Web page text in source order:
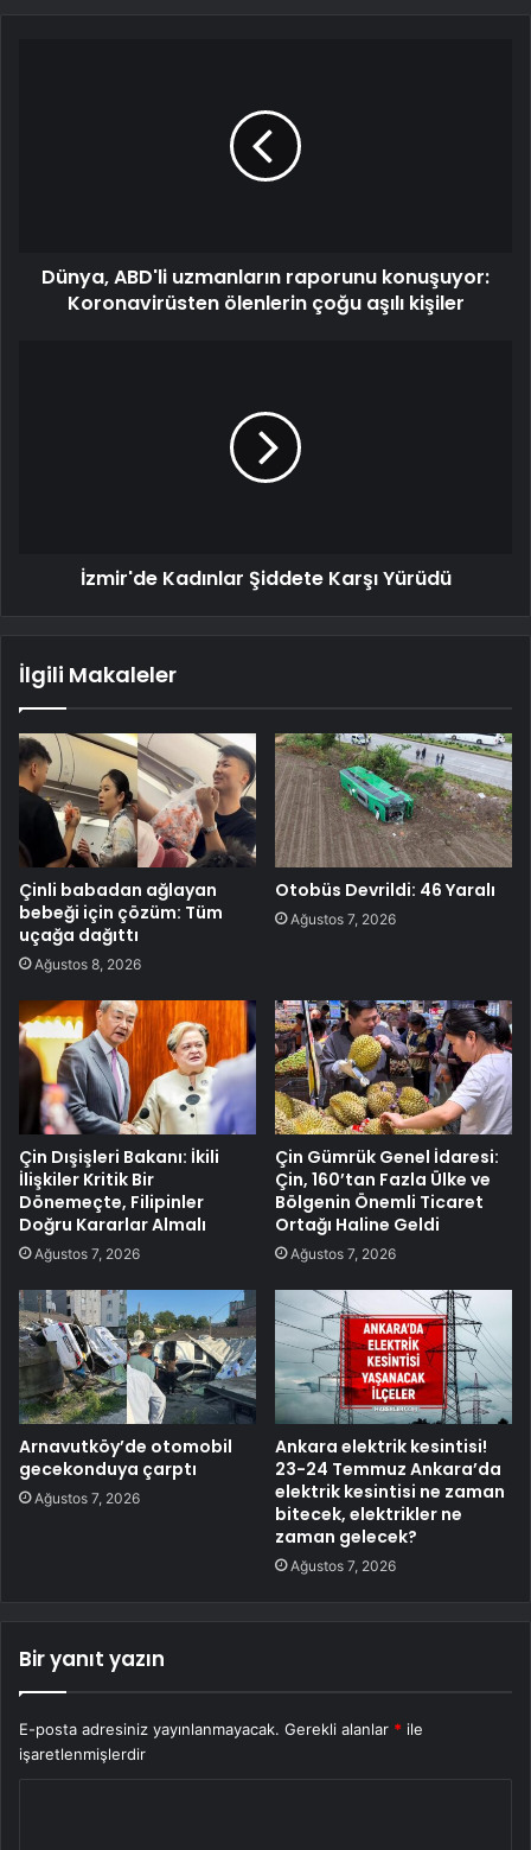
Dünya, ABD'li uzmanların raporunu konuşuyor:
Koronavirüsten ölenlerin çoğu aşılı kişiler
İzmir'de Kadınlar Şiddete Karşı Yürüdü
İlgili Makaleler
Çinli babadan ağlayan
bebeği için çözüm: Tüm
uçağa dağıttı
Ağustos 8, 2026
Otobüs Devrildi: 46 Yaralı
Ağustos 7, 2026
Çin Dışişleri Bakanı: İkili
İlişkiler Kritik Bir
Dönemeçte, Filipinler
Doğru Kararlar Almalı
Ağustos 7, 2026
Çin Gümrük Genel İdaresi:
Çin, 160’tan Fazla Ülke ve
Bölgenin Önemli Ticaret
Ortağı Haline Geldi
Ağustos 7, 2026
Arnavutköy’de otomobil
gecekonduya çarptı
Ağustos 7, 2026
Ankara elektrik kesintisi!
23-24 Temmuz Ankara’da
elektrik kesintisi ne zaman
bitecek, elektrikler ne
zaman gelecek?
Ağustos 7, 2026
Bir yanıt yazın
E-posta adresiniz yayınlanmayacak. Gerekli alanlar * ile
işaretlenmişlerdir